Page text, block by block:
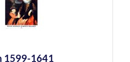
1599-1641